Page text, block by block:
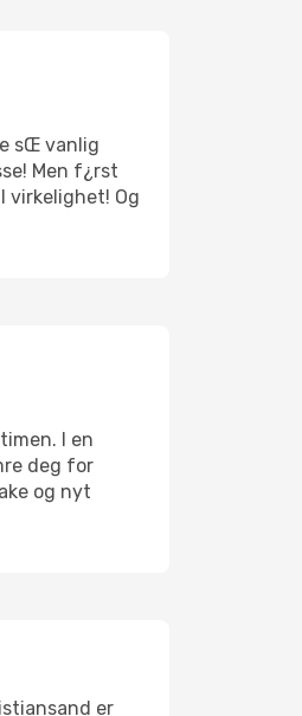
sŒ vanlig
Men f¿rst
virkelighet! Og
I en
deg for
og nyt
er